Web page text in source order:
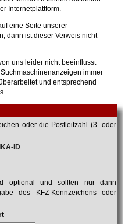
Internetplattform.
eine Seite unserer
dann ist dieser Verweis nicht
uns leider nicht beeinflusst
immer
und entsprechend
oder die Postleitzahl (3- oder
ID
optional und sollten nur dann
des KFZ-Kennzeichens oder